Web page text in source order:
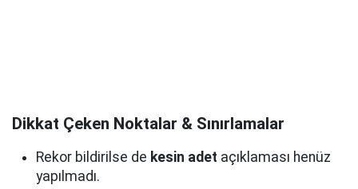
Dikkat Çeken Noktalar & Sınırlamalar
Rekor bildirilse de kesin adet açıklaması henüz
yapılmadı.